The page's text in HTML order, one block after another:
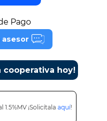
asesor
cooperativa hoy!
1.5%MV ¡Solicítala aquí!
5